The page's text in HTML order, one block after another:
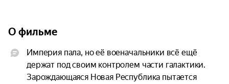
О фильме
Империя пала, но её военачальники всё ещё
держат под своим контролем части галактики.
Зарождающаяся Новая Республика пытается